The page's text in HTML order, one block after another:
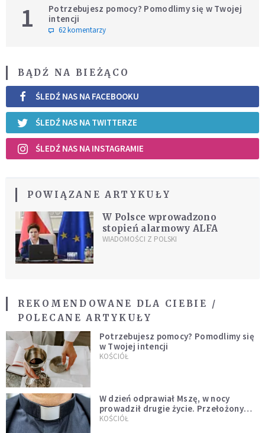
1
Potrzebujesz pomocy? Pomodlimy się w Twojej
intencji
62 komentarzy
BĄDŹ NA BIEŻĄCO
ŚLEDŹ NAS NA FACEBOOKU
ŚLEDŹ NAS NA TWITTERZE
ŚLEDŹ NAS NA INSTAGRAMIE
POWIĄZANE ARTYKUŁY
W Polsce wprowadzono
stopień alarmowy ALFA
WIADOMOŚCI Z POLSKI
REKOMENDOWANE DLA CIEBIE /
POLECANE ARTYKUŁY
Potrzebujesz pomocy? Pomodlimy się
w Twojej intencji
KOŚCIÓŁ
W dzień odprawiał Mszę, w nocy
prowadził drugie życie. Przełożony
kazał mu opuścić zakon
KOŚCIÓŁ